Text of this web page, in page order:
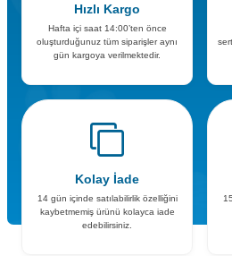
Hızlı Kargo
Hafta içi saat 14:00’ten önce
oluşturduğunuz tüm siparişler aynı
gün kargoya verilmektedir.
Kolay İade
14 gün içinde satılabilirlik özelliğini
kaybetmemiş ürünü kolayca iade
edebilirsiniz.